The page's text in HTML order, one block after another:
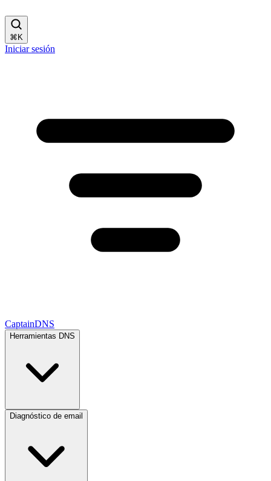
⌘ K
Iniciar sesión
CaptainDNS
Herramientas DNS
Diagnóstico de email